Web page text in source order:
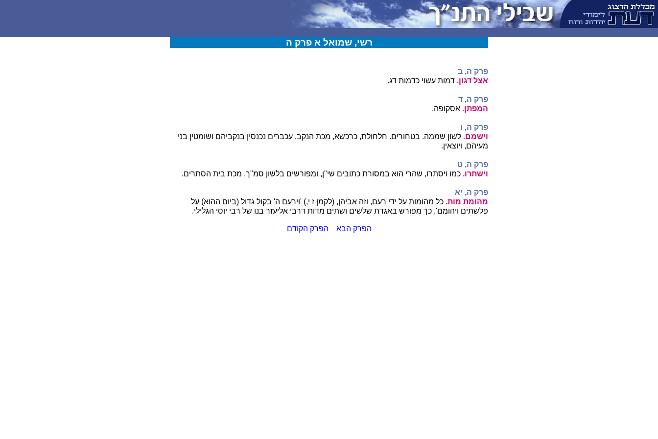
רשי, שמואל א פרק ה
פרק ה, ב
אצל דגון. דמות עשוי כדמות דג.
פרק ה, ד
המפתן. אסקופה.
פרק ה, ו
וישמם. לשון שממה. בטחורים. חלחולת, כרכשא, מכת הנקב, עכברים נכנסין בנקביהם ושומטין בני
מעיהם, ויוצאין.
פרק ה, ט
וישתרו. כמו ויסתרו, שהרי הוא במסורת כתובים שי"ן, ומפורשים בלשון סמ"ך, מכת בית הסתרים.
פרק ה, יא
מהומת מות. כל מהומות על ידי רעם, וזה אביהן, (לקמן ז י,) 'וירעם ה' בקול גדול (ביום ההוא) על
פלשתים ויהומם', כך מפורש באגדת שלשים ושתים מדות דרבי אליעזר בנו של רבי יוסי הגלילי.
הפרק הבא הפרק הקודם